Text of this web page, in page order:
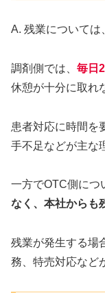
A. 残業については
調剤側では、 毎日
休憩が十分に取れ
患者対応に時間を
手不足などが主な
一方でOTC側につ
なく、本社からも
残業が発生する場
務、特売対応など